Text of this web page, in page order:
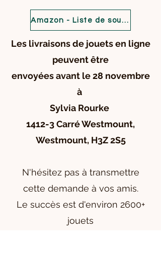
Amazon - Liste de souhaits
Les livraisons de jouets en ligne
peuvent être
envoyées avant le 28 novembre
à
Sylvia Rourke
1412-3 Carré Westmount,
Westmount, H3Z 2S5
N'hésitez pas à transmettre
cette demande à vos amis.
Le succès est d'environ 2600+
jouets